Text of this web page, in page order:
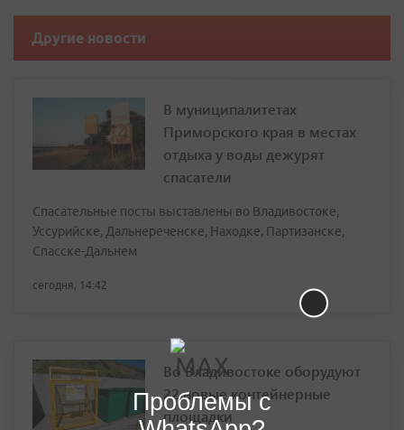
Другие новости
В муниципалитетах
Приморского края в местах
отдыха у воды дежурят
спасатели
Спасательные посты выставлены во Владивостоке,
Уссурийске, Дальнереченске, Находке, Партизанске,
Спасске-Дальнем
сегодня, 14:42
Во Владивостоке оборудуют
22 новые контейнерные
площадки
Проблемы с